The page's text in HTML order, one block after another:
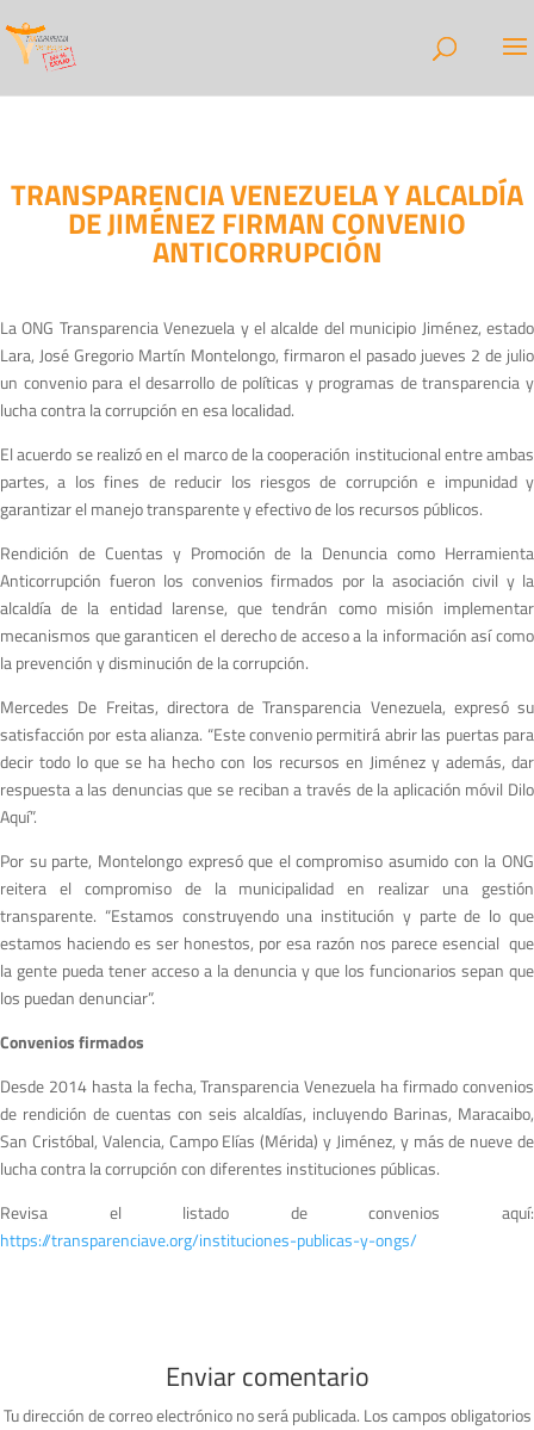
TRANSPARENCIA VENEZUELA Y ALCALDÍA
DE JIMÉNEZ FIRMAN CONVENIO
ANTICORRUPCIÓN
La ONG Transparencia Venezuela y el alcalde del municipio Jiménez, estado
Lara, José Gregorio Martín Montelongo, firmaron el pasado jueves 2 de julio
un convenio para el desarrollo de políticas y programas de transparencia y
lucha contra la corrupción en esa localidad.
El acuerdo se realizó en el marco de la cooperación institucional entre ambas
partes, a los fines de reducir los riesgos de corrupción e impunidad y
garantizar el manejo transparente y efectivo de los recursos públicos.
Rendición de Cuentas y Promoción de la Denuncia como Herramienta
Anticorrupción fueron los convenios firmados por la asociación civil y la
alcaldía de la entidad larense, que tendrán como misión implementar
mecanismos que garanticen el derecho de acceso a la información así como
la prevención y disminución de la corrupción.
Mercedes De Freitas, directora de Transparencia Venezuela, expresó su
satisfacción por esta alianza. “Este convenio permitirá abrir las puertas para
decir todo lo que se ha hecho con los recursos en Jiménez y además, dar
respuesta a las denuncias que se reciban a través de la aplicación móvil Dilo
Aquí”.
Por su parte, Montelongo expresó que el compromiso asumido con la ONG
reitera el compromiso de la municipalidad en realizar una gestión
transparente. “Estamos construyendo una institución y parte de lo que
estamos haciendo es ser honestos, por esa razón nos parece esencial que
la gente pueda tener acceso a la denuncia y que los funcionarios sepan que
los puedan denunciar”.
Convenios firmados
Desde 2014 hasta la fecha, Transparencia Venezuela ha firmado convenios
de rendición de cuentas con seis alcaldías, incluyendo Barinas, Maracaibo,
San Cristóbal, Valencia, Campo Elías (Mérida) y Jiménez, y más de nueve de
lucha contra la corrupción con diferentes instituciones públicas.
Revisa el listado de convenios aquí:
https://transparenciave.org/instituciones-publicas-y-ongs/
Enviar comentario
Tu dirección de correo electrónico no será publicada. Los campos obligatorios